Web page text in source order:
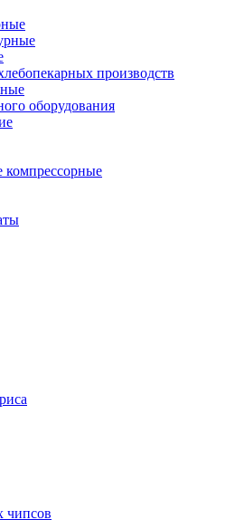
производств
оборудования
чипсов